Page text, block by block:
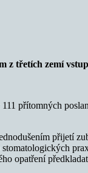
z třetích zemí
přítomných
přijetí
opatření